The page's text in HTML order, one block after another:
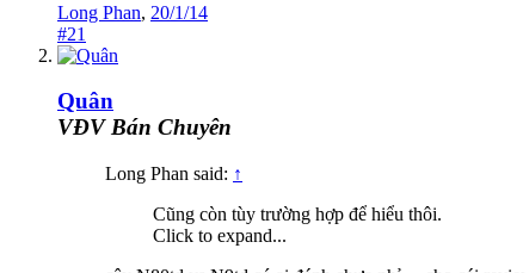
Long Phan, 20/1/14
#21
Quân
VĐV Bán Chuyên
Long Phan said: ↑
Cũng còn tùy trường hợp để hiểu thôi.
Click to expand...